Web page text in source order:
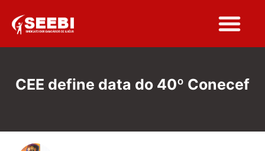
CEE define data do 40º Conecef